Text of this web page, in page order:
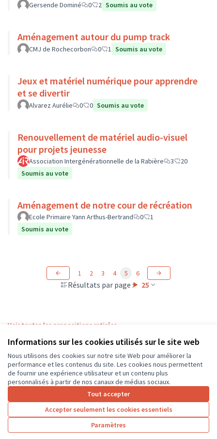
Informations sur les cookies utilisés sur le site web
Nous utilisons des cookies sur notre site Web pour améliorer la
performance et les contenus du site. Les cookies nous permettent
de fournir une expérience utilisateur et un contenu plus
personnalisés à partir de nos canaux de médias sociaux.
Tout accepter
Accepter seulement les cookies essentiels
Paramètres
Gersende Dominé 0 2 Soumis au vote
Aménagement autour du pump track
CMJ de Rochecorbon 0 1 Soumis au vote
Jeux et matériel numérique pour apprendre
et se divertir
Alvarez Aurélie 0 0 Soumis au vote
Renouvellement de matériel audio-visuel
pour projets jeunesse
Association Intergénérationnelle de la Rabière 3
20
Soumis au vote
Aménagement de notre cour de récréation
Ecole Primaire Yann Arthus-Bertrand 0
1
Soumis au vote
Résultats par page : 25
1 2 3 4 5 6
Voir toutes les propositions retirées
Conditions d'utilisation
Paramètres des cookies
CD37 sur X
(Lien externe)
CD37 sur Facebook
CD37 sur Instagram
CD37 sur YouTube
(Lien externe)
Site réalisé grâce aulogiciel libre Decidim .
Licence
(Lien